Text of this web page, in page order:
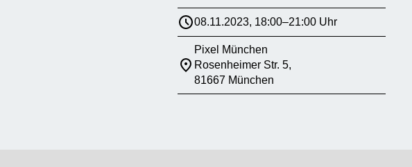
08.11.2023, 18:00–21:00 Uhr
Pixel München
Rosenheimer Str. 5,
81667 München